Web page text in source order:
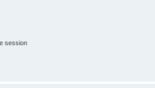
session